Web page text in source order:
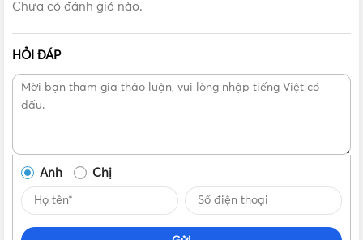
Chưa có đánh giá nào.
HỎI ĐÁP
Anh Chị